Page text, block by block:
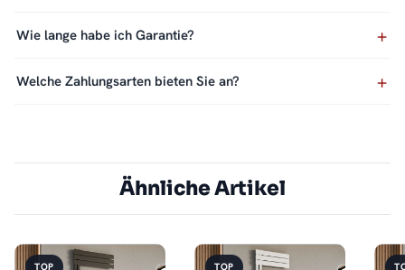
Wie lange habe ich Garantie?
Welche Zahlungsarten bieten Sie an?
Ähnliche Artikel
TOP TOP